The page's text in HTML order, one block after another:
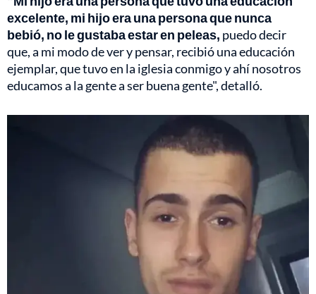
excelente, mi hijo era una persona que nunca
bebió, no le gustaba estar en peleas, puedo decir
que, a mi modo de ver y pensar, recibió una educación
ejemplar, que tuvo en la iglesia conmigo y ahí nosotros
educamos a la gente a ser buena gente", detalló.